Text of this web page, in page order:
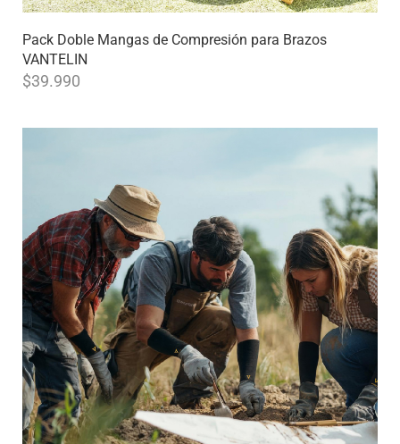
Pack Doble Mangas de Compresión para Brazos
VANTELIN
$39.990